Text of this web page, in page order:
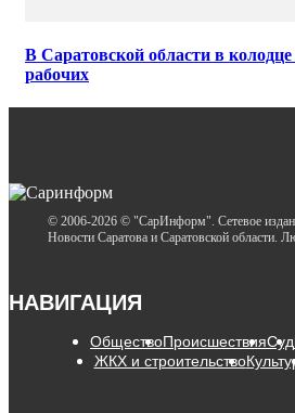
В Саратовской области в колодце
рабочих
© 2006-2026 © "СарИнформ". Сетевое
Новости Саратова и Саратовской области.
НАВИГАЦИЯ
ОбществоПроисшествияСуд
ЖКХ и строительство